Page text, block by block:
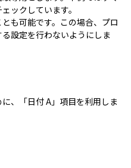
ックしています。
も可能です。この場合、プロ
設定を行わないようにしま
、「日付 A」項目を利用しま